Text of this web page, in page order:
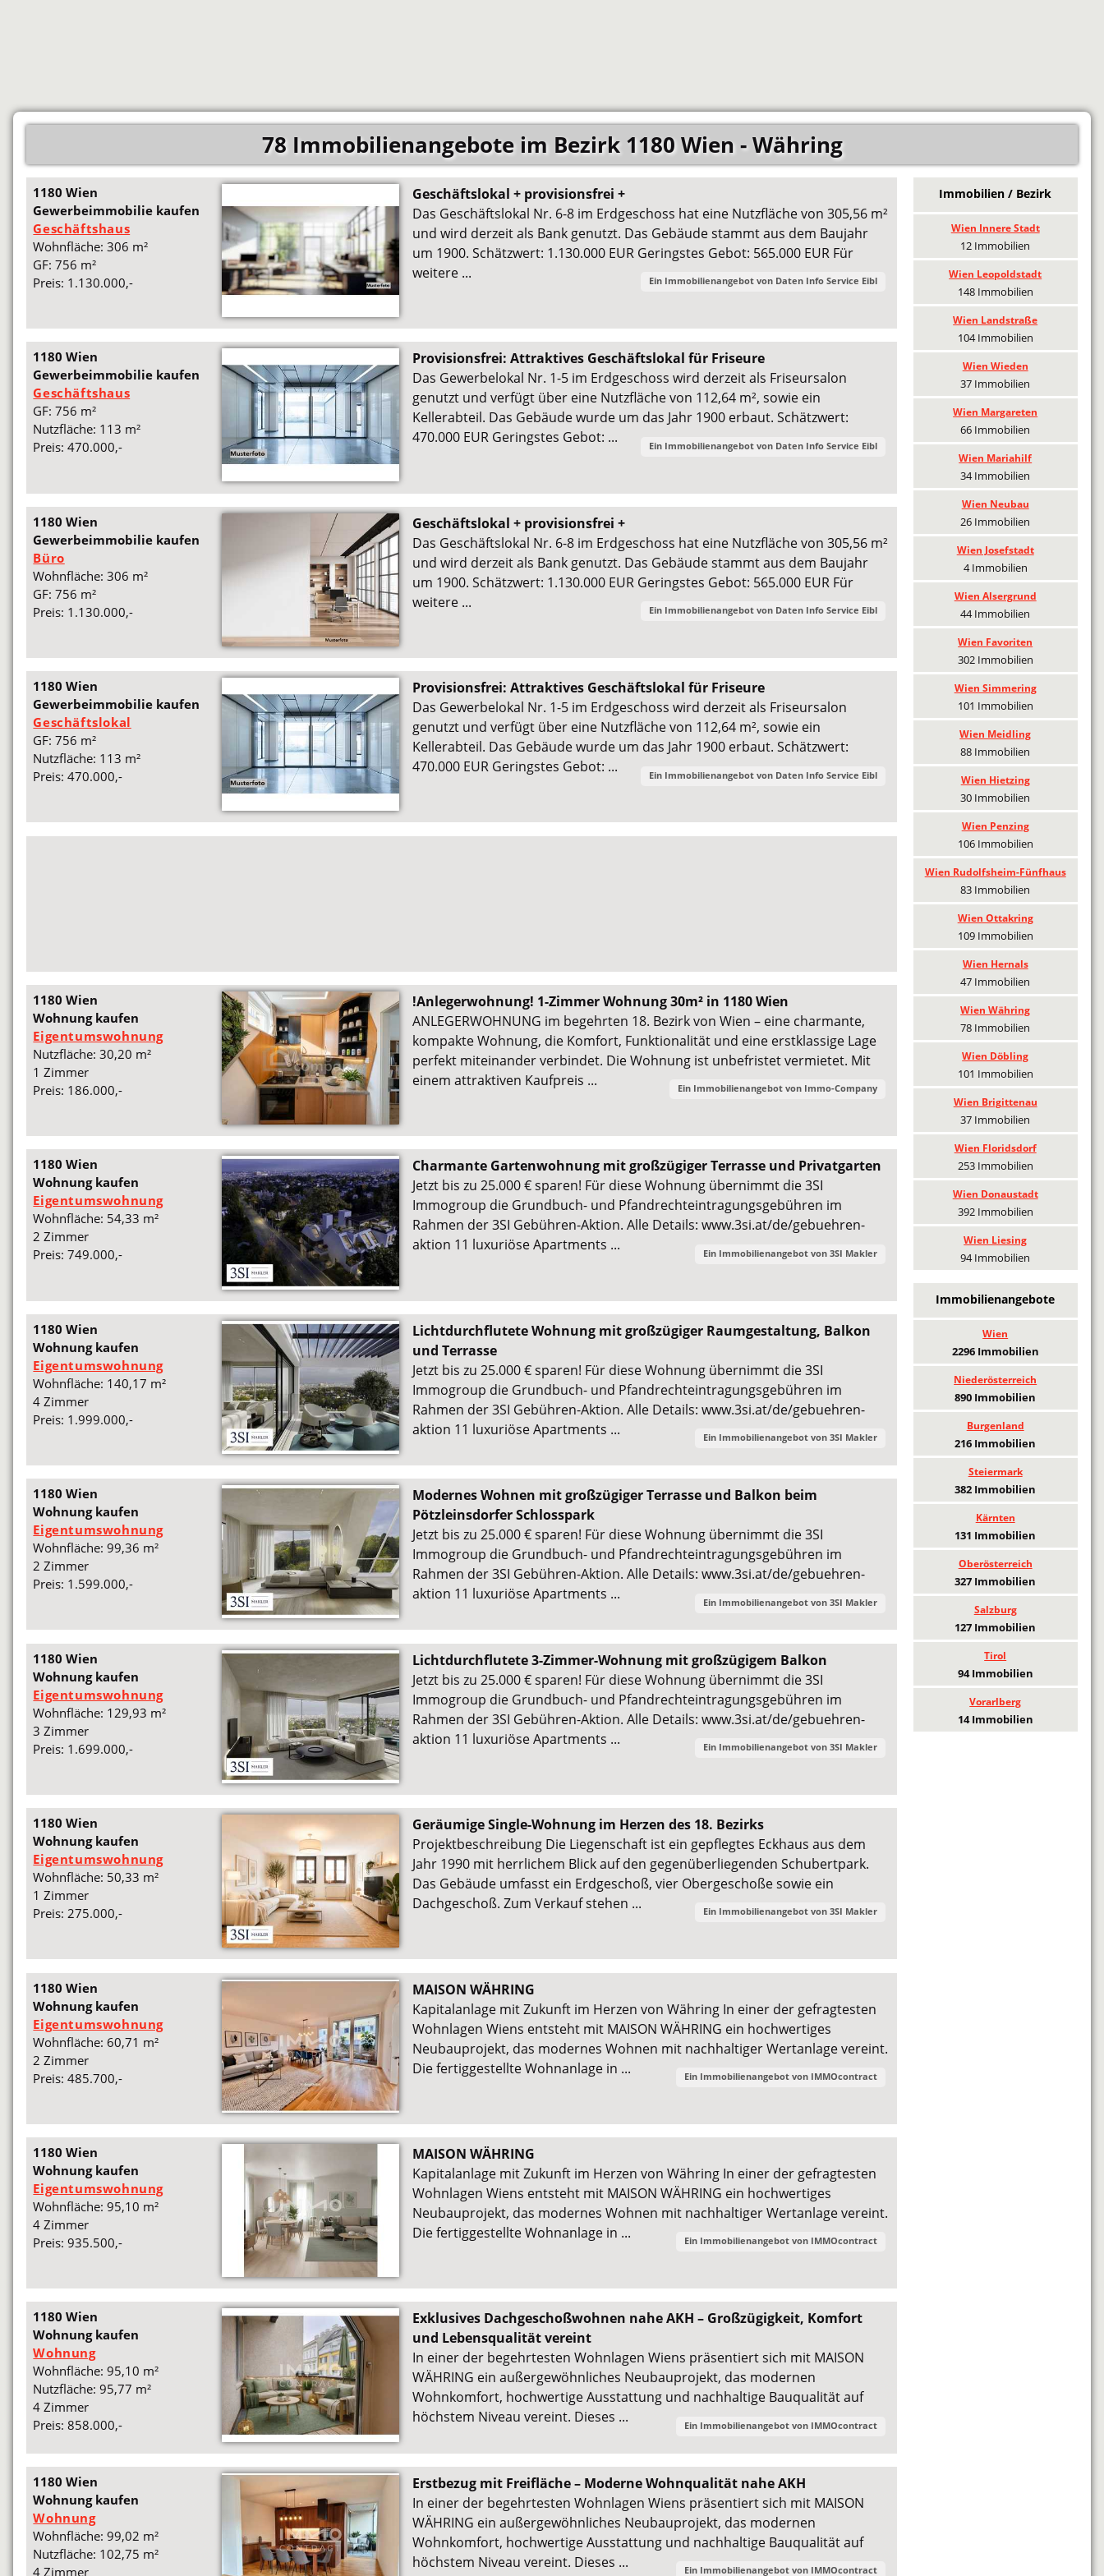
78 Immobilienangebote im Bezirk 1180 Wien - Währing
1180 Wien
Gewerbeimmobilie kaufen
Geschäftshaus
Wohnfläche: 306 m²
GF: 756 m²
Preis: 1.130.000,-
Geschäftslokal + provisionsfrei +
Das Geschäftslokal Nr. 6-8 im Erdgeschoss hat eine Nutzfläche von 305,56 m²
und wird derzeit als Bank genutzt. Das Gebäude stammt aus dem Baujahr
um 1900. Schätzwert: 1.130.000 EUR Geringstes Gebot: 565.000 EUR Für
weitere ...
Ein Immobilienangebot von Daten Info Service Eibl
1180 Wien
Gewerbeimmobilie kaufen
Geschäftshaus
GF: 756 m²
Nutzfläche: 113 m²
Preis: 470.000,-
Provisionsfrei: Attraktives Geschäftslokal für Friseure
Das Gewerbelokal Nr. 1-5 im Erdgeschoss wird derzeit als Friseursalon
genutzt und verfügt über eine Nutzfläche von 112,64 m², sowie ein
Kellerabteil. Das Gebäude wurde um das Jahr 1900 erbaut. Schätzwert:
470.000 EUR Geringstes Gebot: ...
Ein Immobilienangebot von Daten Info Service Eibl
1180 Wien
Gewerbeimmobilie kaufen
Büro
Wohnfläche: 306 m²
GF: 756 m²
Preis: 1.130.000,-
Geschäftslokal + provisionsfrei +
Das Geschäftslokal Nr. 6-8 im Erdgeschoss hat eine Nutzfläche von 305,56 m²
und wird derzeit als Bank genutzt. Das Gebäude stammt aus dem Baujahr
um 1900. Schätzwert: 1.130.000 EUR Geringstes Gebot: 565.000 EUR Für
weitere ...
Ein Immobilienangebot von Daten Info Service Eibl
1180 Wien
Gewerbeimmobilie kaufen
Geschäftslokal
GF: 756 m²
Nutzfläche: 113 m²
Preis: 470.000,-
Provisionsfrei: Attraktives Geschäftslokal für Friseure
Das Gewerbelokal Nr. 1-5 im Erdgeschoss wird derzeit als Friseursalon
genutzt und verfügt über eine Nutzfläche von 112,64 m², sowie ein
Kellerabteil. Das Gebäude wurde um das Jahr 1900 erbaut. Schätzwert:
470.000 EUR Geringstes Gebot: ...
Ein Immobilienangebot von Daten Info Service Eibl
1180 Wien
Wohnung kaufen
Eigentumswohnung
Nutzfläche: 30,20 m²
1 Zimmer
Preis: 186.000,-
!Anlegerwohnung! 1-Zimmer Wohnung 30m² in 1180 Wien
ANLEGERWOHNUNG im begehrten 18. Bezirk von Wien – eine charmante,
kompakte Wohnung, die Komfort, Funktionalität und eine erstklassige Lage
perfekt miteinander verbindet. Die Wohnung ist unbefristet vermietet. Mit
einem attraktiven Kaufpreis ...
Ein Immobilienangebot von Immo-Company
1180 Wien
Wohnung kaufen
Eigentumswohnung
Wohnfläche: 54,33 m²
2 Zimmer
Preis: 749.000,-
Charmante Gartenwohnung mit großzügiger Terrasse und Privatgarten
Jetzt bis zu 25.000 € sparen! Für diese Wohnung übernimmt die 3SI
Immogroup die Grundbuch- und Pfandrechteintragungsgebühren im
Rahmen der 3SI Gebühren-Aktion. Alle Details: www.3si.at/de/gebuehren-
aktion 11 luxuriöse Apartments ...
Ein Immobilienangebot von 3SI Makler
1180 Wien
Wohnung kaufen
Eigentumswohnung
Wohnfläche: 140,17 m²
4 Zimmer
Preis: 1.999.000,-
Lichtdurchflutete Wohnung mit großzügiger Raumgestaltung, Balkon
und Terrasse
Jetzt bis zu 25.000 € sparen! Für diese Wohnung übernimmt die 3SI
Immogroup die Grundbuch- und Pfandrechteintragungsgebühren im
Rahmen der 3SI Gebühren-Aktion. Alle Details: www.3si.at/de/gebuehren-
aktion 11 luxuriöse Apartments ...
Ein Immobilienangebot von 3SI Makler
1180 Wien
Wohnung kaufen
Eigentumswohnung
Wohnfläche: 99,36 m²
2 Zimmer
Preis: 1.599.000,-
Modernes Wohnen mit großzügiger Terrasse und Balkon beim
Pötzleinsdorfer Schlosspark
Jetzt bis zu 25.000 € sparen! Für diese Wohnung übernimmt die 3SI
Immogroup die Grundbuch- und Pfandrechteintragungsgebühren im
Rahmen der 3SI Gebühren-Aktion. Alle Details: www.3si.at/de/gebuehren-
aktion 11 luxuriöse Apartments ...
Ein Immobilienangebot von 3SI Makler
1180 Wien
Wohnung kaufen
Eigentumswohnung
Wohnfläche: 129,93 m²
3 Zimmer
Preis: 1.699.000,-
Lichtdurchflutete 3-Zimmer-Wohnung mit großzügigem Balkon
Jetzt bis zu 25.000 € sparen! Für diese Wohnung übernimmt die 3SI
Immogroup die Grundbuch- und Pfandrechteintragungsgebühren im
Rahmen der 3SI Gebühren-Aktion. Alle Details: www.3si.at/de/gebuehren-
aktion 11 luxuriöse Apartments ...
Ein Immobilienangebot von 3SI Makler
1180 Wien
Wohnung kaufen
Eigentumswohnung
Wohnfläche: 50,33 m²
1 Zimmer
Preis: 275.000,-
Geräumige Single-Wohnung im Herzen des 18. Bezirks
Projektbeschreibung Die Liegenschaft ist ein gepflegtes Eckhaus aus dem
Jahr 1990 mit herrlichem Blick auf den gegenüberliegenden Schubertpark.
Das Gebäude umfasst ein Erdgeschoß, vier Obergeschoße sowie ein
Dachgeschoß. Zum Verkauf stehen ...
Ein Immobilienangebot von 3SI Makler
1180 Wien
Wohnung kaufen
Eigentumswohnung
Wohnfläche: 60,71 m²
2 Zimmer
Preis: 485.700,-
MAISON WÄHRING
Kapitalanlage mit Zukunft im Herzen von Währing In einer der gefragtesten
Wohnlagen Wiens entsteht mit MAISON WÄHRING ein hochwertiges
Neubauprojekt, das modernes Wohnen mit nachhaltiger Wertanlage vereint.
Die fertiggestellte Wohnanlage in ...
Ein Immobilienangebot von IMMOcontract
1180 Wien
Wohnung kaufen
Eigentumswohnung
Wohnfläche: 95,10 m²
4 Zimmer
Preis: 935.500,-
MAISON WÄHRING
Kapitalanlage mit Zukunft im Herzen von Währing In einer der gefragtesten
Wohnlagen Wiens entsteht mit MAISON WÄHRING ein hochwertiges
Neubauprojekt, das modernes Wohnen mit nachhaltiger Wertanlage vereint.
Die fertiggestellte Wohnanlage in ...
Ein Immobilienangebot von IMMOcontract
1180 Wien
Wohnung kaufen
Wohnung
Wohnfläche: 95,10 m²
Nutzfläche: 95,77 m²
4 Zimmer
Preis: 858.000,-
Exklusives Dachgeschoßwohnen nahe AKH – Großzügigkeit, Komfort
und Lebensqualität vereint
In einer der begehrtesten Wohnlagen Wiens präsentiert sich mit MAISON
WÄHRING ein außergewöhnliches Neubauprojekt, das modernen
Wohnkomfort, hochwertige Ausstattung und nachhaltige Bauqualität auf
höchstem Niveau vereint. Dieses ...
Ein Immobilienangebot von IMMOcontract
1180 Wien
Wohnung kaufen
Wohnung
Wohnfläche: 99,02 m²
Nutzfläche: 102,75 m²
4 Zimmer
Erstbezug mit Freifläche – Moderne Wohnqualität nahe AKH
In einer der begehrtesten Wohnlagen Wiens präsentiert sich mit MAISON
WÄHRING ein außergewöhnliches Neubauprojekt, das modernen
Wohnkomfort, hochwertige Ausstattung und nachhaltige Bauqualität auf
höchstem Niveau vereint. Dieses ...
Ein Immobilienangebot von IMMOcontract
Immobilien / Bezirk
Wien Innere Stadt
12 Immobilien
Wien Leopoldstadt
148 Immobilien
Wien Landstraße
104 Immobilien
Wien Wieden
37 Immobilien
Wien Margareten
66 Immobilien
Wien Mariahilf
34 Immobilien
Wien Neubau
26 Immobilien
Wien Josefstadt
4 Immobilien
Wien Alsergrund
44 Immobilien
Wien Favoriten
302 Immobilien
Wien Simmering
101 Immobilien
Wien Meidling
88 Immobilien
Wien Hietzing
30 Immobilien
Wien Penzing
106 Immobilien
Wien Rudolfsheim-Fünfhaus
83 Immobilien
Wien Ottakring
109 Immobilien
Wien Hernals
47 Immobilien
Wien Währing
78 Immobilien
Wien Döbling
101 Immobilien
Wien Brigittenau
37 Immobilien
Wien Floridsdorf
253 Immobilien
Wien Donaustadt
392 Immobilien
Wien Liesing
94 Immobilien
Immobilienangebote
Wien
2296 Immobilien
Niederösterreich
890 Immobilien
Burgenland
216 Immobilien
Steiermark
382 Immobilien
Kärnten
131 Immobilien
Oberösterreich
327 Immobilien
Salzburg
127 Immobilien
Tirol
94 Immobilien
Vorarlberg
14 Immobilien